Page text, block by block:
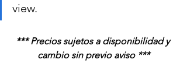
view.
*** Precios sujetos a disponibilidad y
cambio sin previo aviso ***